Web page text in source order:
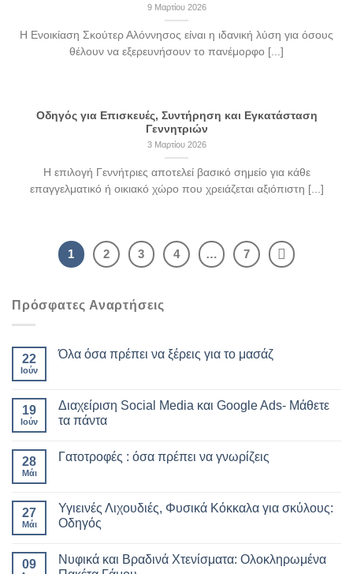
9 Μαρτίου 2026
Η Ενοικίαση Σκούτερ Αλόννησος είναι η ιδανική λύση για όσους
θέλουν να εξερευνήσουν το πανέμορφο [...]
Οδηγός για Επισκευές, Συντήρηση και Εγκατάσταση
Γεννητριών
3 Μαρτίου 2026
Η επιλογή Γεννήτριες αποτελεί βασικό σημείο για κάθε
επαγγελματικό ή οικιακό χώρο που χρειάζεται αξιόπιστη [...]
1 2 3 4 … 7
Πρόσφατες Αναρτήσεις
22
Ιούν
Όλα όσα πρέπει να ξέρεις για το μασάζ
19
Ιούν
Διαχείριση Social Media και Google Ads- Μάθετε
τα πάντα
28
Μάι
Γατοτροφές : όσα πρέπει να γνωρίζεις
27
Μάι
Υγιεινές Λιχουδιές, Φυσικά Κόκκαλα για σκύλους:
Οδηγός
09
Νυφικά και Βραδινά Χτενίσματα: Ολοκληρωμένα